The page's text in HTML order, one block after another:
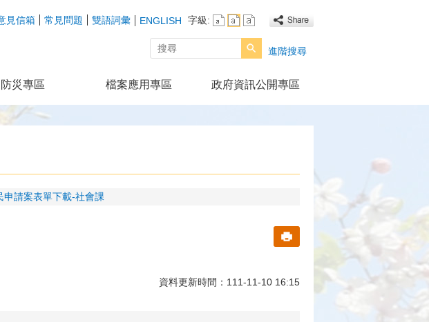
見信箱 常見問題 雙語詞彙 ENGLISH 字級:
搜尋
進階搜尋
防災專區 檔案應用專區 政府資訊公開專區
申請案表單下載-社會課
資料更新時間：111-11-10 16:15